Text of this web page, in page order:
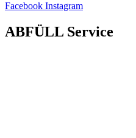
Facebook Instagram
ABFÜLL Service